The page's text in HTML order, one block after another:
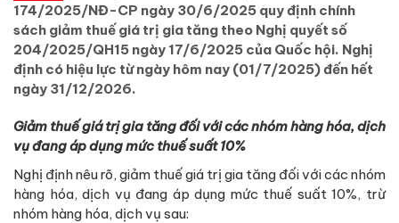
174/2025/NĐ-CP ngày 30/6/2025 quy định chính
sách giảm thuế giá trị gia tăng theo Nghị quyết số
204/2025/QH15 ngày 17/6/2025 của Quốc hội. Nghị
định có hiệu lực từ ngày hôm nay (01/7/2025) đến hết
ngày 31/12/2026.
Giảm thuế giá trị gia tăng đối với các nhóm hàng hóa, dịch
vụ đang áp dụng mức thuế suất 10%
Nghị định nêu rõ, giảm thuế giá trị gia tăng đối với các nhóm
hàng hóa, dịch vụ đang áp dụng mức thuế suất 10%, trừ
nhóm hàng hóa, dịch vụ sau: